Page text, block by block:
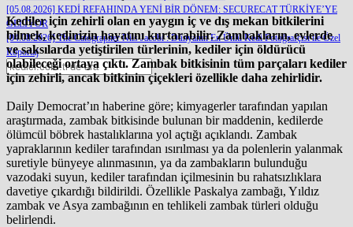
[05.08.2026] KEDİ REFAHINDA YENİ BİR DÖNEM: SECURECAT TÜRKİYE’YE
GELİYOR
[04.08.2026] The Catographer Nils Jacobi : Dünyanın En Ünlü Kedi Fotoğrafçısı ile Özel
Röportaj
Kediler için zehirli olan en yaygın iç ve dış mekan bitkilerini
bilmek, kedinizin hayatını kurtarabilir. Zambakların, evlerde
ve saksılarda yetiştirilen türlerinin, kediler için öldürücü
olabileceği ortaya çıktı. Zambak bitkisinin tüm parçaları kediler
için zehirli, ancak bitkinin çiçekleri özellikle daha zehirlidir.
Daily Democrat’ın haberine göre; kimyagerler tarafından yapılan
araştırmada, zambak bitkisinde bulunan bir maddenin, kedilerde
ölümcül böbrek hastalıklarına yol açtığı açıklandı. Zambak
yapraklarının kediler tarafından ısırılması ya da polenlerin yalanmak
suretiyle bünyeye alınmasının, ya da zambakların bulunduğu
vazodaki suyun, kediler tarafından içilmesinin bu rahatsızlıklara
davetiye çıkardığı bildirildi. Özellikle Paskalya zambağı, Yıldız
zambak ve Asya zambağının en tehlikeli zambak türleri olduğu
belirlendi.